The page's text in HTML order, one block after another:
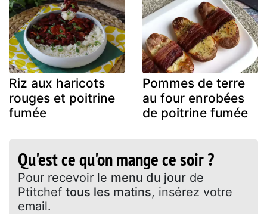
Riz aux haricots
rouges et poitrine
fumée
Pommes de terre
au four enrobées
de poitrine fumée
Qu'est ce qu'on mange ce soir ?
Pour recevoir le menu du jour de
Ptitchef tous les matins, insérez votre
email.